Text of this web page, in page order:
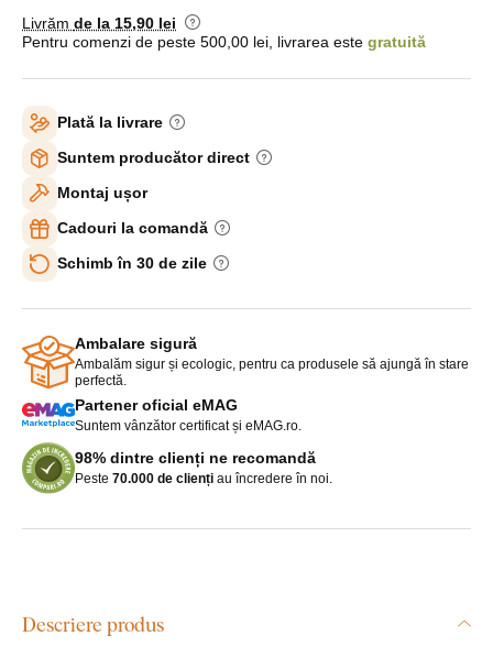
Livrăm de la 15,90 lei
Pentru comenzi de peste 500,00 lei, livrarea este gratuită
Plată la livrare
Suntem producător direct
Montaj ușor
Cadouri la comandă
Schimb în 30 de zile
Ambalare sigură
Ambalăm sigur și ecologic, pentru ca produsele să ajungă în stare
perfectă.
Partener oficial eMAG
Suntem vânzător certificat și eMAG.ro.
98% dintre clienți ne recomandă
Peste 70.000 de clienți au încredere în noi.
Descriere produs